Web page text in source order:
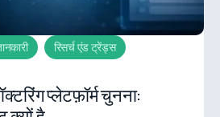
रिसर्च एंड ट्रेंड्स
प्लेटफ़ॉर्म चुनना: